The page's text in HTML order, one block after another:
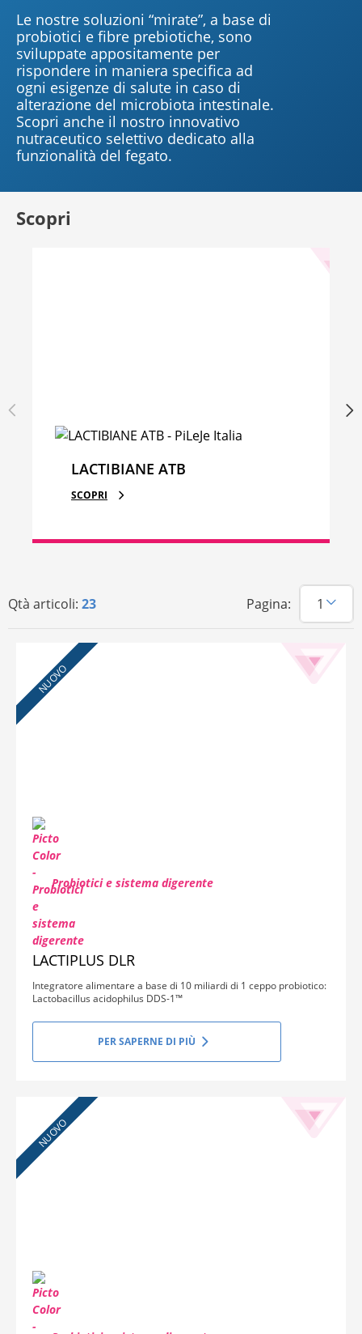
Le nostre soluzioni “mirate”, a base di
probiotici e fibre prebiotiche, sono
sviluppate appositamente per
rispondere in maniera specifica ad
ogni esigenze di salute in caso di
alterazione del microbiota intestinale.
Scopri anche il nostro innovativo
nutraceutico selettivo dedicato alla
funzionalità del fegato.
Scopri
LACTIBIANE ATB
SCOPRI
Qtà articoli: 23 Pagina:
NUOVO
Probiotici e sistema digerente
LACTIPLUS DLR
Integratore alimentare a base di 10 miliardi di 1 ceppo probiotico:
Lactobacillus acidophilus DDS-1™
PER SAPERNE DI PIÙ
NUOVO